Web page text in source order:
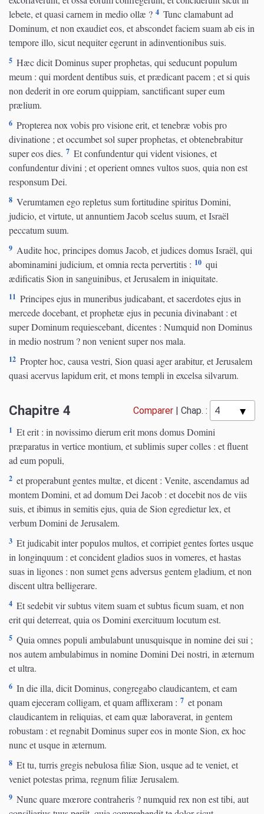
lebete, et quasi carnem in medio ollæ ? 4 Tunc clamabunt ad
Dominum, et non exaudiet eos, et abscondet faciem suam ab eis in
tempore illo, sicut nequiter egerunt in adinventionibus suis.
5 Hæc dicit Dominus super prophetas, qui seducunt populum
meum : qui mordent dentibus suis, et prædicant pacem ; et si quis
non dederit in ore eorum quippiam, sanctificant super eum
prælium.
6 Propterea nox vobis pro visione erit, et tenebræ vobis pro
divinatione ; et occumbet sol super prophetas, et obtenebrabitur
super eos dies. 7 Et confundentur qui vident visiones, et
confundentur divini ; et operient omnes vultos suos, quia non est
responsum Dei.
8 Verumtamen ego repletus sum fortitudine spiritus Domini,
judicio, et virtute, ut annuntiem Jacob scelus suum, et Israël
peccatum suum.
9 Audite hoc, principes domus Jacob, et judices domus Israël, qui
abominamini judicium, et omnia recta pervertitis : 10 qui
ædificatis Sion in sanguinibus, et Jerusalem in iniquitate.
11 Principes ejus in muneribus judicabant, et sacerdotes ejus in
mercede docebant, et prophetæ ejus in pecunia divinabant : et
super Dominum requiescebant, dicentes : Numquid non Dominus
in medio nostrum ? non venient super nos mala.
12 Propter hoc, causa vestri, Sion quasi ager arabitur, et Jerusalem
quasi acervus lapidum erit, et mons templi in excelsa silvarum.
Chapitre 4 Comparer | Chap. :
1 Et erit : in novissimo dierum erit mons domus Domini
præparatus in vertice montium, et sublimis super colles : et fluent
ad eum populi,
2 et properabunt gentes multæ, et dicent : Venite, ascendamus ad
montem Domini, et ad domum Dei Jacob : et docebit nos de viis
suis, et ibimus in semitis ejus, quia de Sion egredietur lex, et
verbum Domini de Jerusalem.
3 Et judicabit inter populos multos, et corripiet gentes fortes usque
in longinquum : et concident gladios suos in vomeres, et hastas
suas in ligones : non sumet gens adversus gentem gladium, et non
discent ultra belligerare.
4 Et sedebit vir subtus vitem suam et subtus ficum suam, et non
erit qui deterreat, quia os Domini exercituum locutum est.
5 Quia omnes populi ambulabunt unusquisque in nomine dei sui ;
nos autem ambulabimus in nomine Domini Dei nostri, in æternum
et ultra.
6 In die illa, dicit Dominus, congregabo claudicantem, et eam
quam ejeceram colligam, et quam afflixeram : 7 et ponam
claudicantem in reliquias, et eam quæ laboraverat, in gentem
robustam : et regnabit Dominus super eos in monte Sion, ex hoc
nunc et usque in æternum.
8 Et tu, turris gregis nebulosa filiæ Sion, usque ad te veniet, et
veniet potestas prima, regnum filiæ Jerusalem.
9 Nunc quare mœrore contraheris ? numquid rex non est tibi, aut